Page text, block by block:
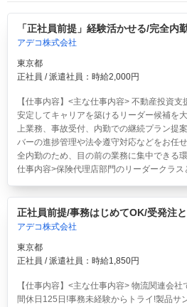
「正社員前提」経験活かせる/完全内
アデコ株式会社
東京都
正社員 / 派遣社員：時給2,000円
【仕事内容】<主な仕事内容> 不動産投資
安定してキャリアを築けるリーダー候補を
上業務、事故受付、内勤での継続プラン提
バーの進捗管理や法令遵守対応などをお任
全内勤のため、目の前の業務に集中できる
仕事内容>保険代理店部門のリーダークラス
正社員前提/事務はじめてOK/受発注
アデコ株式会社
東京都
正社員 / 派遣社員：時給1,850円
【仕事内容】<主な仕事内容> 物流関連会
間休日125日!事務未経験からトライ!製品サ